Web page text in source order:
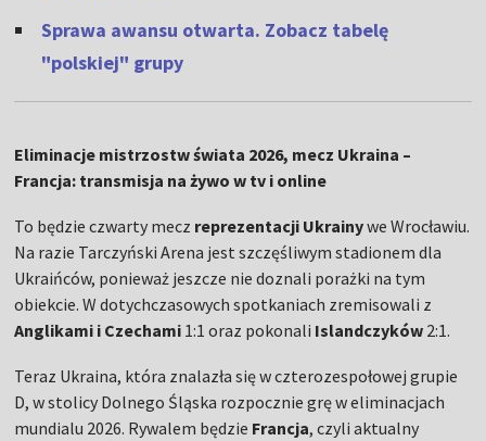
Sprawa awansu otwarta. Zobacz tabelę
"polskiej" grupy
Eliminacje mistrzostw świata 2026, mecz Ukraina –
Francja: transmisja na żywo w tv i online
To będzie czwarty mecz reprezentacji Ukrainywe Wrocławiu.
Na razie Tarczyński Arena jest szczęśliwym stadionem dla
Ukraińców, ponieważ jeszcze nie doznali porażki na tym
obiekcie. W dotychczasowych spotkaniach zremisowali z
Anglikami i Czechami 1:1 oraz pokonali Islandczyków 2:1.
Teraz Ukraina, która znalazła się w czterozespołowej grupie
D, w stolicy Dolnego Śląska rozpocznie grę w eliminacjach
mundialu 2026. Rywalem będzie Francja, czyli aktualny